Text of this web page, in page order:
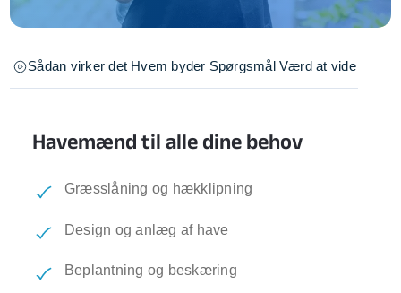
Sådan virker det Hvem byder Spørgsmål Værd at vide
Havemænd til alle dine behov
Græsslåning og hækklipning
Design og anlæg af have
Beplantning og beskæring